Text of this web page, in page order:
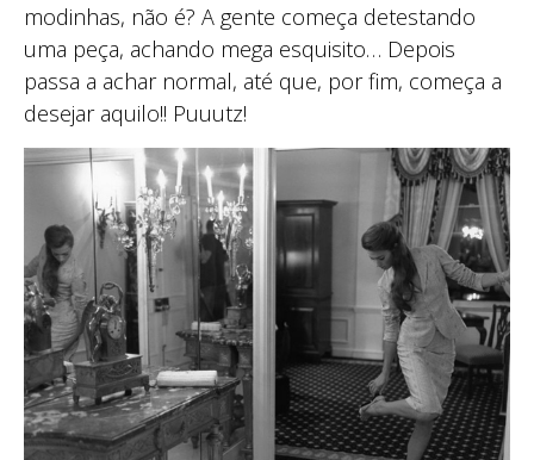
modinhas, não é? A gente começa detestando
uma peça, achando mega esquisito… Depois
passa a achar normal, até que, por fim, começa a
desejar aquilo!! Puuutz!